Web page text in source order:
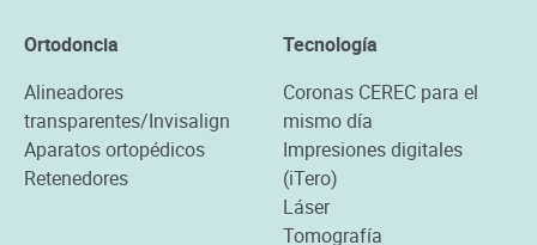
Ortodoncia
Alineadores
transparentes/Invisalign
Aparatos ortopédicos
Retenedores
Tecnología
Coronas CEREC para el
mismo día
Impresiones digitales
(iTero)
Láser
Tomografía